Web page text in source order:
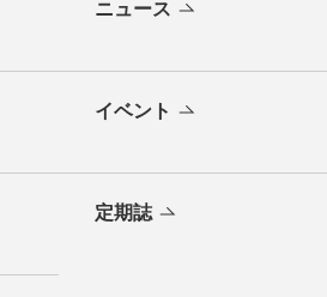
ニュース
イベント
定期誌